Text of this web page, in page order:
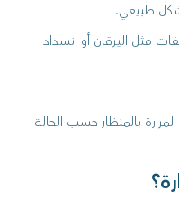
طبيعي.
مثل اليرقان أو انسداد
بالمنظار حسب الحالة